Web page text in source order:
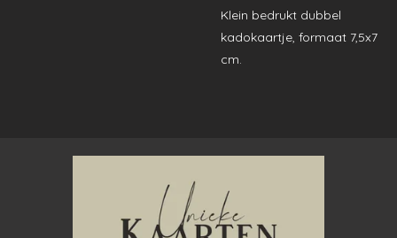
Klein bedrukt dubbel
kadokaartje, formaat 7,5x7
cm.